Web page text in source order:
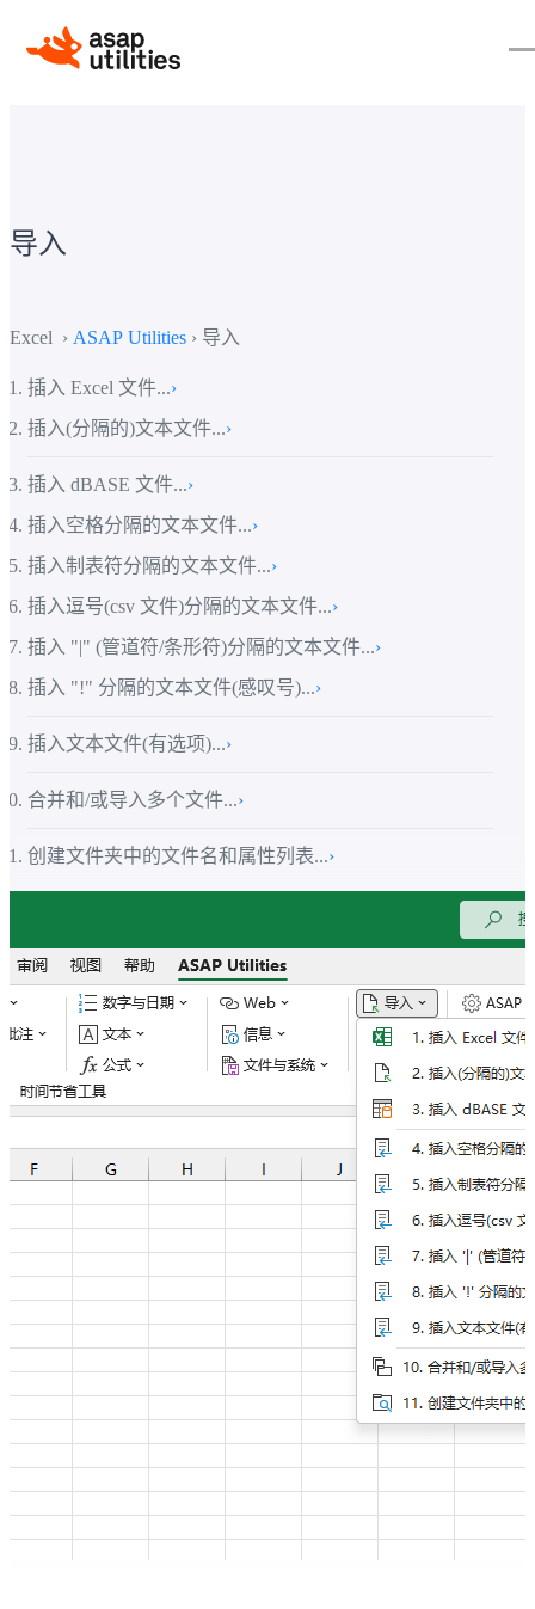
导入
Excel › ASAP Utilities › 导入
插入 Excel 文件...›
插入(分隔的)文本文件...›
插入 dBASE 文件...›
插入空格分隔的文本文件...›
插入制表符分隔的文本文件...›
插入逗号(csv 文件)分隔的文本文件...›
插入 "|" (管道符/条形符)分隔的文本文件...›
插入 "!" 分隔的文本文件(感叹号)...›
插入文本文件(有选项)...›
合并和/或导入多个文件...›
创建文件夹中的文件名和属性列表...›